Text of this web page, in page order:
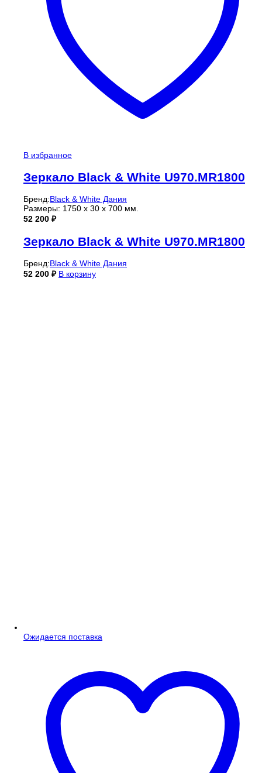
В избранное
Зеркало Black & White U970.MR1800
Бренд:Black & White Дания
Размеры: 1750 х 30 х 700 мм.
52 200 ₽
Зеркало Black & White U970.MR1800
Бренд:Black & White Дания
52 200 ₽ В корзину
Ожидается поставка